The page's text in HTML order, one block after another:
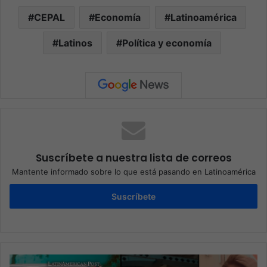
CEPAL Economía Latinoamérica
Latinos Política y economía
Suscríbete a nuestra lista de correos
Mantente informado sobre lo que está pasando en Latinoamérica
Suscríbete